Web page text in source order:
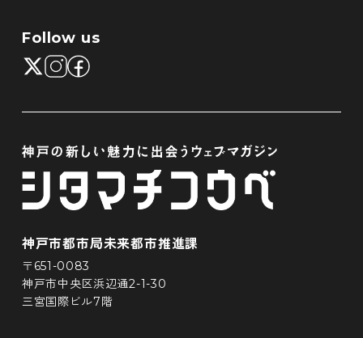
Follow us
神戸市都市局未来都市推進課
〒651-0083
神戸市中央区浜辺通2-1-30
三宮国際ビル7階